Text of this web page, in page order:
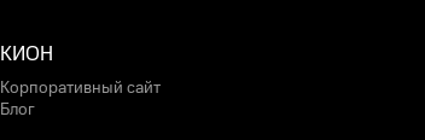
КИОН
Корпоративный сайт
Блог